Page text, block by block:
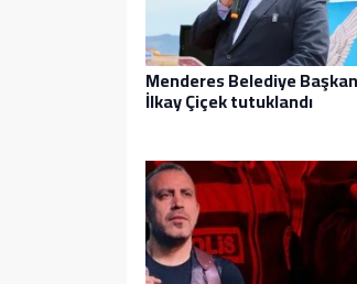
Menderes Belediye
İlkay Çiçek tutuklandı